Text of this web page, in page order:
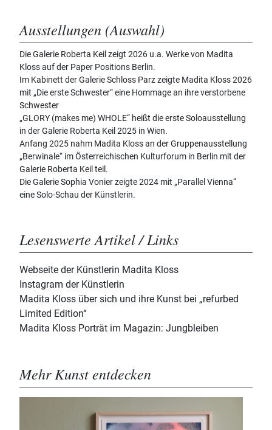
Ausstellungen (Auswahl)
Die Galerie Roberta Keil zeigt 2026 u.a. Werke von Madita
Kloss auf der Paper Positions Berlin.
Im Kabinett der Galerie Schloss Parz zeigte Madita Kloss 2026
mit „Die erste Schwester“ eine Hommage an ihre verstorbene
Schwester
„GLORY (makes me) WHOLE“ heißt die erste Soloausstellung
in der Galerie Roberta Keil 2025 in Wien.
Anfang 2025 nahm Madita Kloss an der Gruppenausstellung
„Berwinale“ im Österreichischen Kulturforum in Berlin mit der
Galerie Roberta Keil teil.
Die Galerie Sophia Vonier zeigte 2024 mit „Parallel Vienna“
eine Solo-Schau der Künstlerin.
Lesenswerte Artikel / Links
Webseite der Künstlerin Madita Kloss
Instagram der Künstlerin
Madita Kloss über sich und ihre Kunst bei „refurbed
Limited Edition“
Madita Kloss Porträt im Magazin: Jungbleiben
Mehr Kunst entdecken